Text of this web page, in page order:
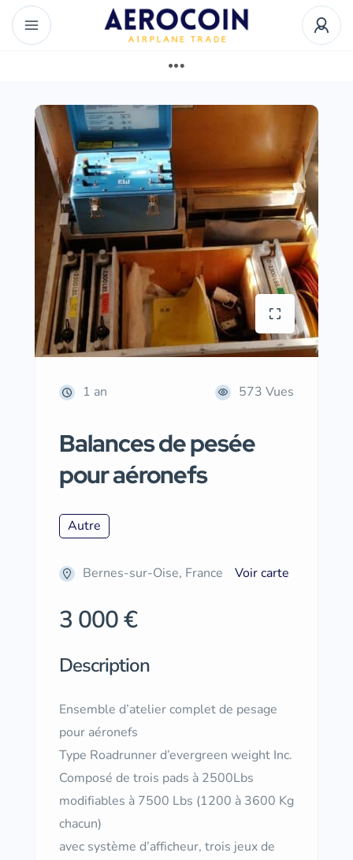
1 an 573 Vues
Balances de pesée
pour aéronefs
Autre
Bernes-sur-Oise, France Voir carte
3 000 €
Description
Ensemble d’atelier complet de pesage
pour aéronefs
Type Roadrunner d’evergreen weight Inc.
Composé de trois pads à 2500Lbs
modifiables à 7500 Lbs (1200 à 3600 Kg
chacun)
avec système d’afficheur, trois jeux de